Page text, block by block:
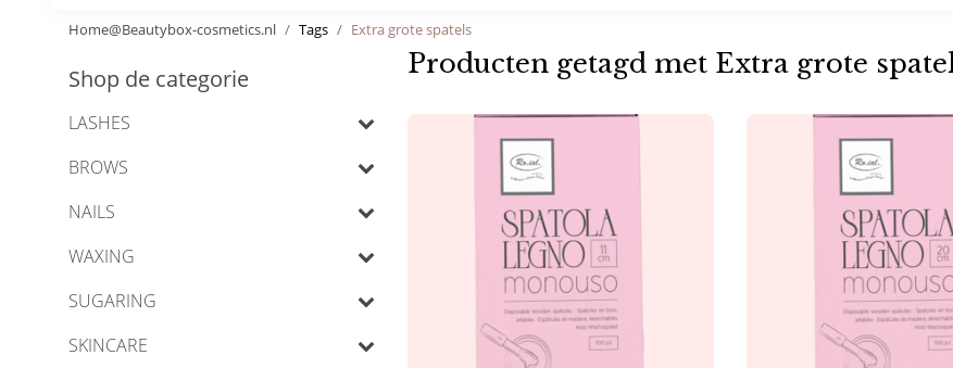
Home@Beautybox-cosmetics.nl Tags Extra grote spatels
Shop de categorie
LASHES
BROWS
NAILS
WAXING
SUGARING
SKINCARE
Producten getagd met Extra grote